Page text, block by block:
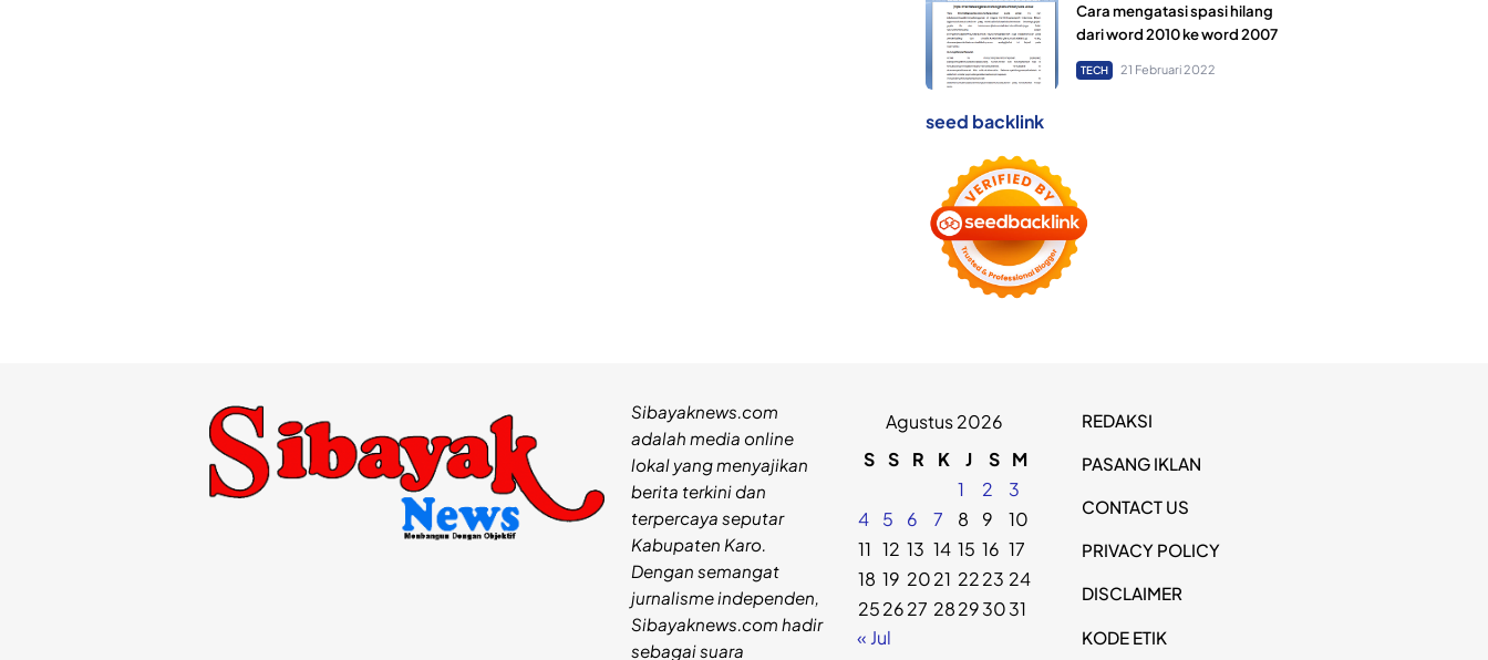
Cara mengatasi spasi hilang
dari word 2010 ke word 2007
TECH 21 Februari 2022
seed backlink
Sibayaknews.com
adalah media online
lokal yang menyajikan
berita terkini dan
terpercaya seputar
Kabupaten Karo.
Dengan semangat
jurnalisme independen,
Sibayaknews.com hadir
sebagai suara
Agustus 2026
S S R K J S M
1
2
3
4
5 6 7 8 9
10
11 12 13 14 15 16 17
18 19 2021 2223 24
252627 28293031
« Jul
REDAKSI
PASANG IKLAN
CONTACT US
PRIVACY POLICY
DISCLAIMER
KODE ETIK